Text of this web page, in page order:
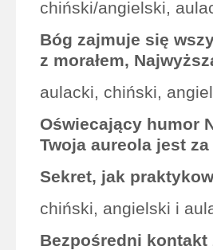
chiński/angielski,
Bóg zajmuje się
z morałem,
aulacki, chiński,
Oświecający humor
Twoja aureola jest
Sekret, jak
chiński, angielski i
Bezpośredni